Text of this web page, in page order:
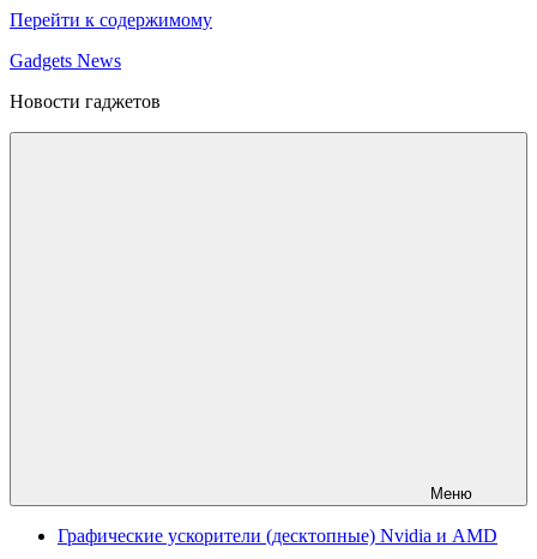
Перейти к содержимому
Gadgets News
Новости гаджетов
Меню
Графические ускорители (десктопные) Nvidia и AMD